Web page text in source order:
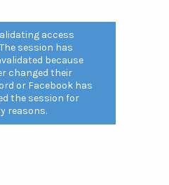
access
session has
because
changed their
or Facebook has
the session for
reasons.